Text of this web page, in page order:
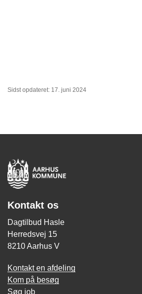
Sidst opdateret: 17. juni 2024
Kontakt os
Dagtilbud Hasle
Herredsvej 15
8210 Aarhus V
Kontakt en afdeling
Kom på besøg
Søg job